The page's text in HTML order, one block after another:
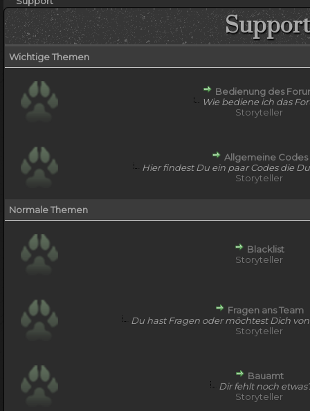
Support
Wichtige Themen
Bedienung des
Wie bediene ich das
Storyteller
Allgemeine Codes
Hier findest Du ein paar Codes die
Storyteller
Normale Themen
Blacklist
Storyteller
Fragen ans Team
Du hast Fragen oder möchtest Dich
Storyteller
Bauamt
Dir fehlt noch
Storyteller